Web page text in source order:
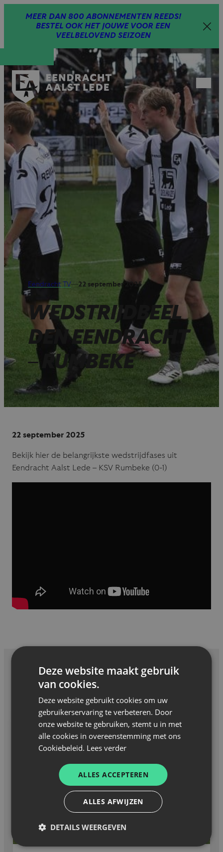
MEER DAN 800 ABONNEMENTEN REEDS!
BESTEL OOK HET JOUWE VOOR EEN
VEELBELOVEND SEIZOEN
menu
Eendracht TV—22 september 2025
WEDSTRIJDBEEL
DEN EENDRACHT
– RUMBEKE
22 september 2025
Bekijk hier de belangrijkste wedstrijdfases uit
Eendracht Aalst Lede – KSV Rumbeke (0-1)
GERELATEERD NIEUWS
Deze website maakt gebruik
van cookies.
Deze website gebruikt cookies om uw
gebruikerservaring te verbeteren. Door
onze website te gebruiken, stemt u in met
alle cookies in overeenstemming met ons
Cookiebeleid. Lees verder
ALLES ACCEPTEREN
ALLES AFWIJZEN
DETAILS WEERGEVEN